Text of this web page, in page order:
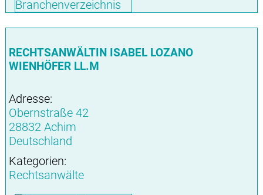
RECHTSANWÄLTIN ISABEL LOZANO
WIENHÖFER LL.M
Adresse:
Obernstraße 42
28832 Achim
Deutschland
Kategorien:
Rechtsanwälte